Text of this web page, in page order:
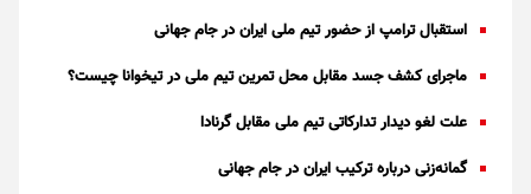
استقبال ترامپ از حضور تیم ملی ایران در جام جهانی
ماجرای کشف جسد مقابل محل تمرین تیم ملی در تیخوانا چیست؟
علت لغو دیدار تدارکاتی تیم ملی مقابل گرنادا
گمانه‌زنی درباره ترکیب ایران در جام جهانی